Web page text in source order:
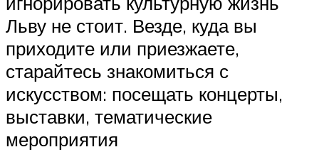
Льву не стоит. Везде, куда вы
приходите или приезжаете,
старайтесь знакомиться с
искусством: посещать концерты,
выставки, тематические
мероприятия